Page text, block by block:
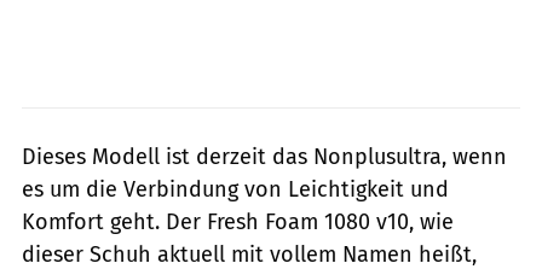
Dieses Modell ist derzeit das Nonplusultra, wenn
es um die Verbindung von Leichtigkeit und
Komfort geht. Der Fresh Foam 1080 v10, wie
dieser Schuh aktuell mit vollem Namen heißt,